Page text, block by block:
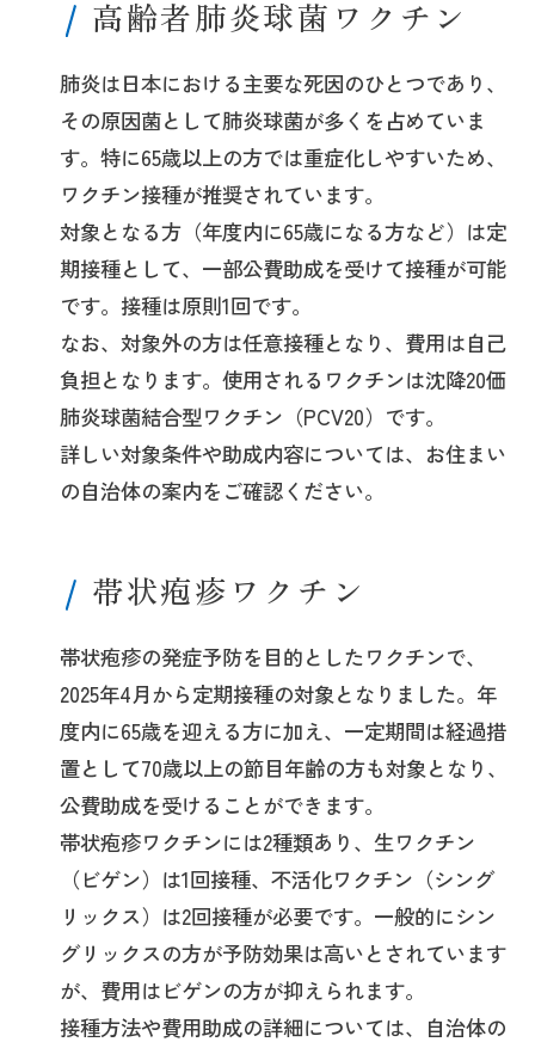
高齢者肺炎球菌ワクチン
肺炎は日本における主要な死因のひとつであり、
その原因菌として肺炎球菌が多くを占めていま
す。特に65歳以上の方では重症化しやすいため、
ワクチン接種が推奨されています。
対象となる方（年度内に65歳になる方など）は定
期接種として、一部公費助成を受けて接種が可能
です。接種は原則1回です。
なお、対象外の方は任意接種となり、費用は自己
負担となります。使用されるワクチンは沈降20価
肺炎球菌結合型ワクチン（PCV20）です。
詳しい対象条件や助成内容については、お住まい
の自治体の案内をご確認ください。
帯状疱疹ワクチン
帯状疱疹の発症予防を目的としたワクチンで、
2025年4月から定期接種の対象となりました。年
度内に65歳を迎える方に加え、一定期間は経過措
置として70歳以上の節目年齢の方も対象となり、
公費助成を受けることができます。
帯状疱疹ワクチンには2種類あり、生ワクチン
（ビゲン）は1回接種、不活化ワクチン（シング
リックス）は2回接種が必要です。一般的にシン
グリックスの方が予防効果は高いとされています
が、費用はビゲンの方が抑えられます。
接種方法や費用助成の詳細については、自治体の